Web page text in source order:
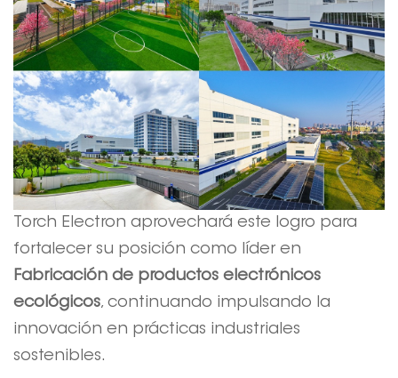
Torch Electron aprovechará este logro para
fortalecer su posición como líder en
Fabricación de productos electrónicos
ecológicos, continuando impulsando la
innovación en prácticas industriales
sostenibles.